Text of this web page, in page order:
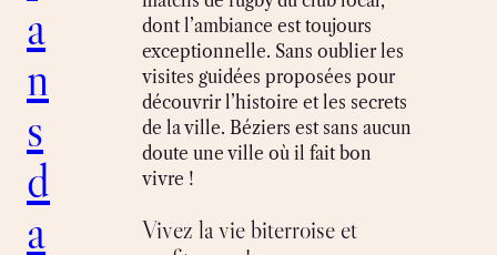
a
n
s
d
a
dont l’ambiance est toujours
exceptionnelle. Sans oublier les
visites guidées proposées pour
découvrir l’histoire et les secrets
de la ville. Béziers est sans aucun
doute une ville où il fait bon
vivre !
Vivez la vie biterroise et